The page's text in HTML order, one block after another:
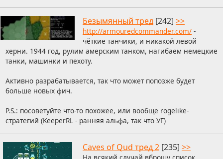
Безымянный тред [242] >>
http://armouredcommander.com/ -
чёткие танчики, и никакой левой
херни. 1944 год, рулим амерским танком, нагибаем немецкие
танки, машинки и пехоту.
Активно разрабатывается, так что может попозже будет
больше новых фич.
P.S.: посоветуйте что-то похожее, или вообще rogelike-
стратегий (KeeperRL - ранняя альфа, так что УГ)
Caves of Qud тред 2 [235] >>